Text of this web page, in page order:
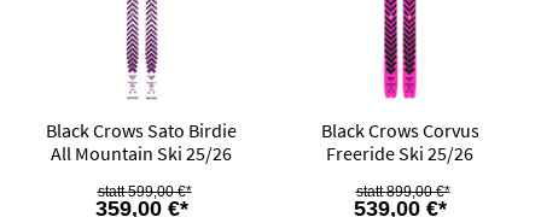
Black Crows Sato Birdie
All Mountain Ski 25/26
359,00 €*
599,00 €*
Black Crows Corvus
Freeride Ski 25/26
539,00 €*
899,00 €*